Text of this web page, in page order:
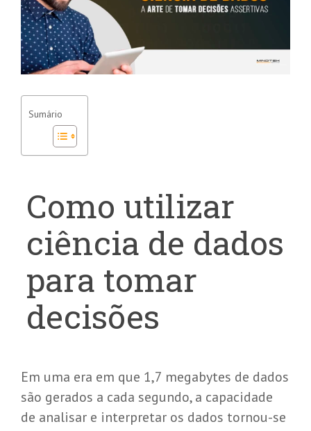
Sumário
Como utilizar
ciência de dados
para tomar
decisões
Em uma era em que 1,7 megabytes de dados
são gerados a cada segundo, a capacidade
de analisar e interpretar os dados tornou-se